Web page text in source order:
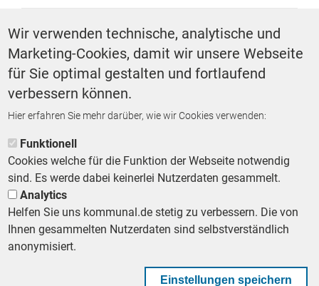
Kommentar
ZURÜCK ZUR STARTSEITE
Footer First Navigation
MESSE KOMMUNAL LESERSERVICE AGB DATENSCHUTZ
IMPRESSUM
KOMMUNALBESCHAFFUNG
Wir verwenden technische, analytische und
Marketing-Cookies, damit wir unsere Webseite
für Sie optimal gestalten und fortlaufend
verbessern können.
Hier erfahren Sie mehr darüber, wie wir Cookies verwenden:
Funktionell
Cookies welche für die Funktion der Webseite notwendig
sind. Es werde dabei keinerlei Nutzerdaten gesammelt.
Analytics
Helfen Sie uns kommunal.de stetig zu verbessern. Die von
Ihnen gesammelten Nutzerdaten sind selbstverständlich
anonymisiert.
Einstellungen speichern